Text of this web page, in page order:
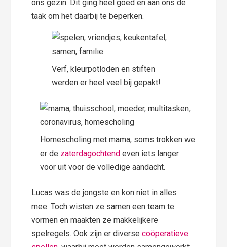
ons gezin. Dit ging heel goed en aan ons de
taak om het daarbij te beperken.
Verf, kleurpotloden en stiften
werden er heel veel bij gepakt!
Homescholing met mama, soms trokken we
er de zaterdagochtend even iets langer
voor uit voor de volledige aandacht.
Lucas was de jongste en kon niet in alles
mee. Toch wisten ze samen een team te
vormen en maakten ze makkelijkere
spelregels. Ook zijn er diversecoöperatieve